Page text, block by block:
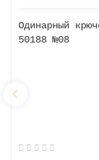
Одинарный
50188 №08